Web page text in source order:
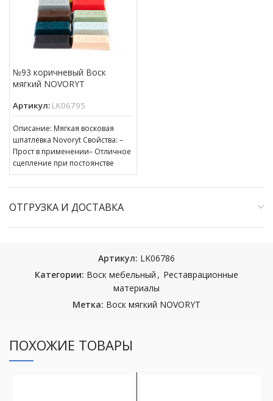
№93 коричневый Воск
мягкий NOVORYT
Артикул: LK06795
Описание: Мягкая восковая
шпатлёвка Novoryt Свойства: –
Прост в применении– Отличное
сцепление при постоянстве
консистенции– Готов к
нанесению– Пригоден для
ОТГРУЗКА И ДОСТАВКА
Артикул: LK06786
Категории: Воск мебельный , Реставрационные
материалы
Метка: Воск мягкий NOVORYT
ПОХОЖИЕ ТОВАРЫ